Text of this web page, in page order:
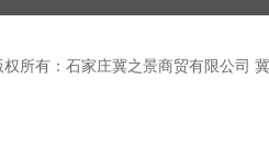
权所有：石家庄冀之景商贸有限公司